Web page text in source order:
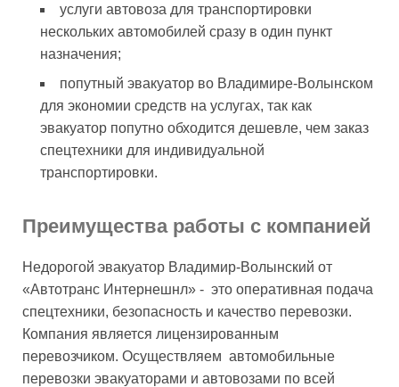
услуги автовоза для транспортировки
нескольких автомобилей сразу в один пункт
назначения;
попутный эвакуатор во Владимире-Волынском
для экономии средств на услугах, так как
эвакуатор попутно обходится дешевле, чем заказ
спецтехники для индивидуальной
транспортировки.
Преимущества работы с компанией
Недорогой эвакуатор Владимир-Волынский от
«Автотранс Интернешнл» - это оперативная подача
спецтехники, безопасность и качество перевозки.
Компания является лицензированным
перевозчиком. Осуществляем автомобильные
перевозки эвакуаторами и автовозами по всей